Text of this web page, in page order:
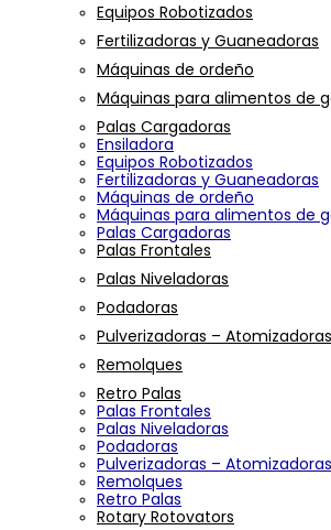
Equipos Robotizados
Fertilizadoras y Guaneadoras
Máquinas de ordeño
Máquinas para alimentos de
Palas Cargadoras
Ensiladora
Equipos Robotizados
Fertilizadoras y Guaneadoras
Máquinas de ordeño
Máquinas para alimentos de
Palas Cargadoras
Palas Frontales
Palas Niveladoras
Podadoras
Pulverizadoras – Atomizadoras
Remolques
Retro Palas
Palas Frontales
Palas Niveladoras
Podadoras
Pulverizadoras – Atomizadoras
Remolques
Retro Palas
Rotary Rotovators